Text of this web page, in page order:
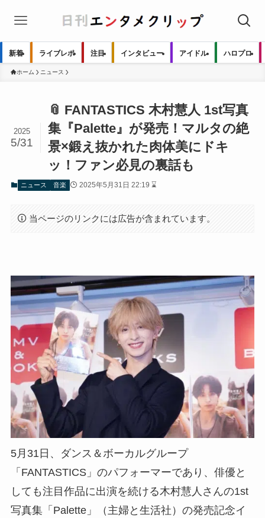
新着 ライブレポ 注目 インタビュー アイドル ハロプロ
ホーム ニュース
📎 FANTASTICS 木村慧人 1st写真
集『Palette』が発売！マルタの絶
景×鍛え抜かれた肉体美にドキ
ッ！ファン必見の裏話も
2025
5/31
ニュース 音楽 2025年5月31日 22:19 ⌛
当ページのリンクには広告が含まれています。
5月31日、ダンス＆ボーカルグループ
「FANTASTICS」のパフォーマーであり、俳優と
しても注目作品に出演を続ける木村慧人さんの1st
写真集「Palette」（主婦と生活社）の発売記念イ